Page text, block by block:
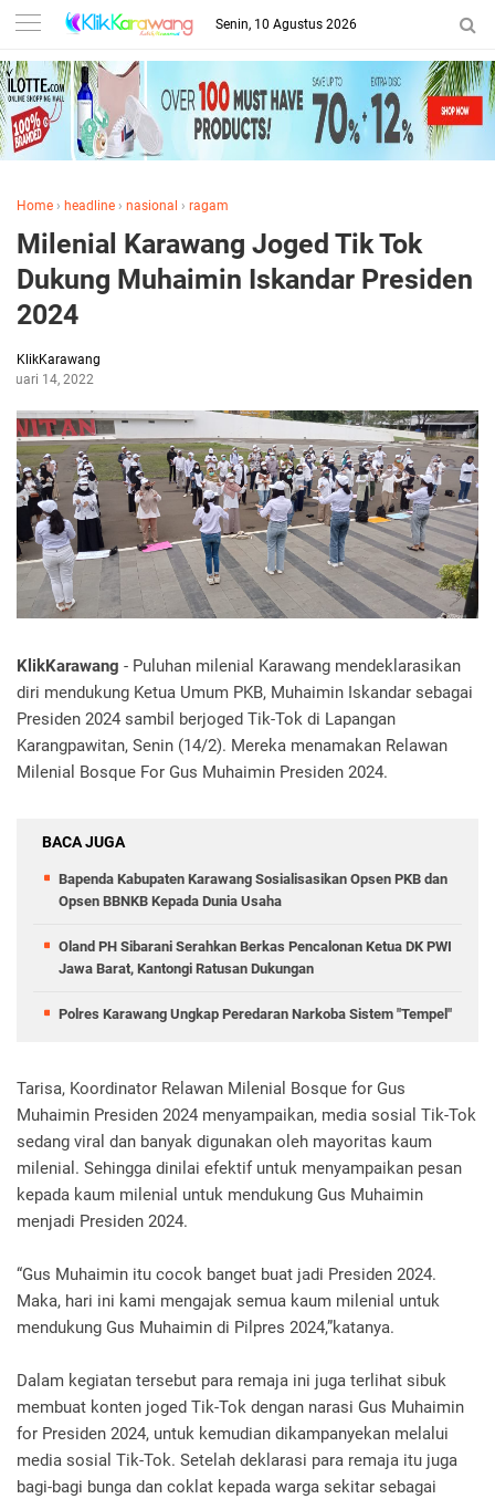
Senin, 10 Agustus 2026
Home › headline › nasional › ragam
Milenial Karawang Joged Tik Tok
Dukung Muhaimin Iskandar Presiden
2024
KlikKarawang
14, 2022
KlikKarawang - Puluhan milenial Karawang mendeklarasikan
diri mendukung Ketua Umum PKB, Muhaimin Iskandar sebagai
Presiden 2024 sambil berjoged Tik-Tok di Lapangan
Karangpawitan, Senin (14/2). Mereka menamakan Relawan
Milenial Bosque For Gus Muhaimin Presiden 2024.
BACA JUGA
Bapenda Kabupaten Karawang Sosialisasikan Opsen PKB dan
Opsen BBNKB Kepada Dunia Usaha
Oland PH Sibarani Serahkan Berkas Pencalonan Ketua DK PWI
Jawa Barat, Kantongi Ratusan Dukungan
Polres Karawang Ungkap Peredaran Narkoba Sistem "Tempel"
Tarisa, Koordinator Relawan Milenial Bosque for Gus
Muhaimin Presiden 2024 menyampaikan, media sosial Tik-Tok
sedang viral dan banyak digunakan oleh mayoritas kaum
milenial. Sehingga dinilai efektif untuk menyampaikan pesan
kepada kaum milenial untuk mendukung Gus Muhaimin
menjadi Presiden 2024.
“Gus Muhaimin itu cocok banget buat jadi Presiden 2024.
Maka, hari ini kami mengajak semua kaum milenial untuk
mendukung Gus Muhaimin di Pilpres 2024,”katanya.
Dalam kegiatan tersebut para remaja ini juga terlihat sibuk
membuat konten joged Tik-Tok dengan narasi Gus Muhaimin
for Presiden 2024, untuk kemudian dikampanyekan melalui
media sosial Tik-Tok. Setelah deklarasi para remaja itu juga
bagi-bagi bunga dan coklat kepada warga sekitar sebagai